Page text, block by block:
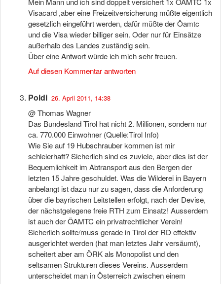
Visacard ,aber eine Freizeitversicherung müßte eigentlich
gesetzlich eingeführt werden, dafür müßte der Öamtc
und die Visa wieder billiger sein. Oder nur für Einsätze
außerhalb des Landes zuständig sein.
Über eine Antwort würde ich mich sehr freuen.
Auf diesen Kommentar antworten
Poldi 26. April 2011, 14:38
@ Thomas Wagner
Das Bundesland Tirol hat nicht 2. Millionen, sondern nur
ca. 770.000 Einwohner (Quelle:Tirol Info)
Wie Sie auf 19 Hubschrauber kommen ist mir
schleierhaft? Sicherlich sind es zuviele, aber dies ist der
Bequemlichkeit im Abtransport aus den Bergen der
letzten 15 Jahre geschuldet. Was die Wilderei in Bayern
anbelangt ist dazu nur zu sagen, dass die Anforderung
über die bayrischen Leitstellen erfolgt, nach der Devise,
der nächstgelegene freie RTH zum Einsatz! Ausserdem
ist auch der ÖAMTC ein privatrechtlicher Verein!
Sicherlich sollte/muss gerade in Tirol der RD effektiv
ausgerichtet werden (hat man letztes Jahr versäumt),
scheitert aber am ÖRK als Monopolist und den
seltsamen Strukturen dieses Vereins. Ausserdem
unterscheidet man in Österreich zwischen einem